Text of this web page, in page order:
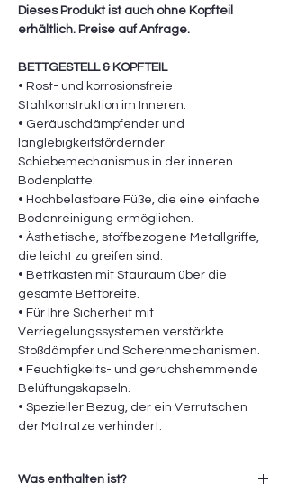
Dieses Produkt ist auch ohne Kopfteil
erhältlich. Preise auf Anfrage.
BETTGESTELL & KOPFTEIL
• Rost- und korrosionsfreie
Stahlkonstruktion im Inneren.
• Geräuschdämpfender und
langlebigkeitsfördernder
Schiebemechanismus in der inneren
Bodenplatte.
• Hochbelastbare Füße, die eine einfache
Bodenreinigung ermöglichen.
• Ästhetische, stoffbezogene Metallgriffe,
die leicht zu greifen sind.
• Bettkasten mit Stauraum über die
gesamte Bettbreite.
• Für Ihre Sicherheit mit
Verriegelungssystemen verstärkte
Stoßdämpfer und Scherenmechanismen.
• Feuchtigkeits- und geruchshemmende
Belüftungskapseln.
• Spezieller Bezug, der ein Verrutschen
der Matratze verhindert.
Was enthalten ist?